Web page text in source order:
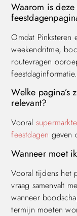
Waarom is
Omdat Pinksteren
weekendritme,
routevragen
feestdaginformatie.
Welke pagina’s
relevant?
Vooral
feestdagen geven
Wanneer moet
Vooral tijdens het
vraag samenvalt
wanneer
termijn moeten